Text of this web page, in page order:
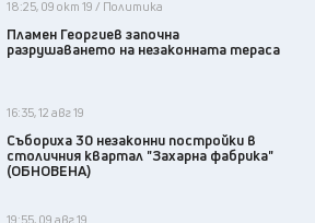
18:25, 09 окт 19 / Политика
Пламен Георгиев започна
разрушаването на незаконната тераса
16:35, 12 авг 19
Събориха 30 незаконни постройки в
столичния квартал "Захарна фабрика"
(ОБНОВЕНА)
19:55, 09 авг 19